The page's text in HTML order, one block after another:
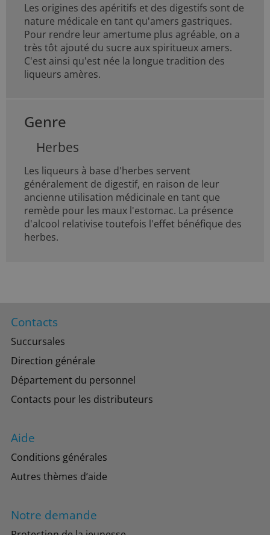
Les origines des apéritifs et des digestifs sont de
nature médicale en tant qu'amers gastriques.
Pour rendre leur amertume plus agréable, on a
très tôt ajouté du sucre aux spiritueux amers.
C'est ainsi qu'est née la longue tradition des
liqueurs amères.
Genre
Herbes
Les liqueurs à base d'herbes servent
généralement de digestif, en raison de leur
ancienne utilisation médicinale en tant que
remède pour les maux l'estomac. La présence
d'alcool relativise toutefois l'effet bénéfique des
herbes.
Contacts
Succursales
Direction générale
Département du personnel
Contacts pour les distributeurs
Aide
Conditions générales
Autres thèmes d’aide
Notre demande